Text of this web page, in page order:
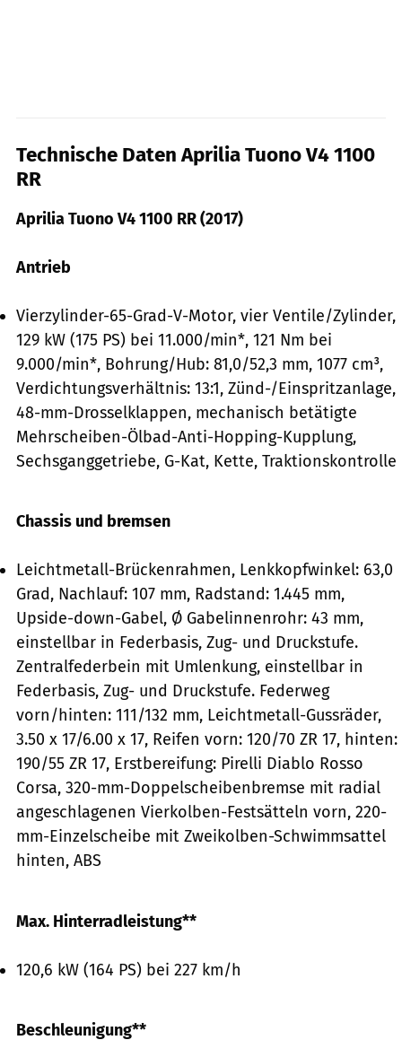
Technische Daten Aprilia Tuono V4 1100
RR
Aprilia Tuono V4 1100 RR (2017)
Antrieb
Vierzylinder-65-Grad-V-Motor, vier Ventile/Zylinder,
129 kW (175 PS) bei 11.000/min*, 121 Nm bei
9.000/min*, Bohrung/Hub: 81,0/52,3 mm, 1077 cm³,
Verdichtungsverhältnis: 13:1, Zünd-/Einspritzanlage,
48-mm-Drosselklappen, mechanisch betätigte
Mehrscheiben-Ölbad-Anti-Hopping-Kupplung,
Sechsganggetriebe, G-Kat, Kette, Traktionskontrolle
Chassis und bremsen
Leichtmetall-Brückenrahmen, Lenkkopfwinkel: 63,0
Grad, Nachlauf: 107 mm, Radstand: 1.445 mm,
Upside-down-Gabel, Ø Gabelinnenrohr: 43 mm,
einstellbar in Federbasis, Zug- und Druckstufe.
Zentralfederbein mit Umlenkung, einstellbar in
Federbasis, Zug- und Druckstufe. Federweg
vorn/hinten: 111/132 mm, Leichtmetall-Gussräder,
3.50 x 17/6.00 x 17, Reifen vorn: 120/70 ZR 17, hinten:
190/55 ZR 17, Erstbereifung: Pirelli Diablo Rosso
Corsa, 320-mm-Doppelscheibenbremse mit radial
angeschlagenen Vierkolben-Festsätteln vorn, 220-
mm-Einzelscheibe mit Zweikolben-Schwimmsattel
hinten, ABS
Max. Hinterradleistung**
120,6 kW (164 PS) bei 227 km/h
Beschleunigung**